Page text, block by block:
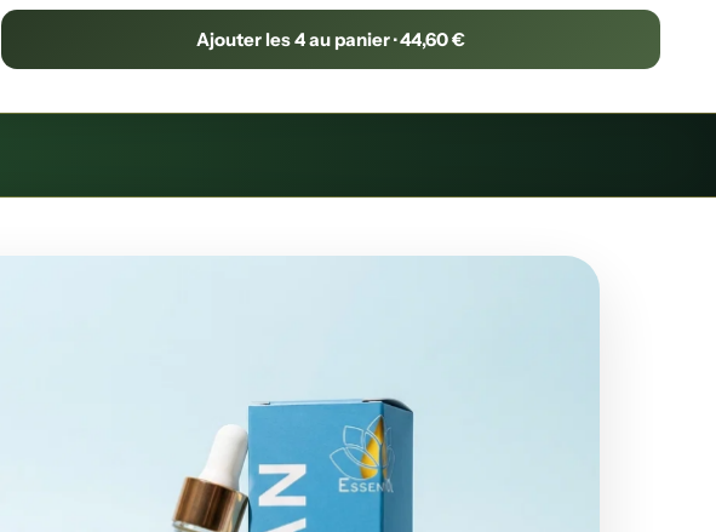
Ajouter les 4 au panier · 44,60 €